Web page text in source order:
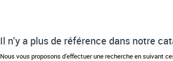
Il n'y a plus de référence dans notre
Nous vous proposons d'effectuer une recherche en suivant